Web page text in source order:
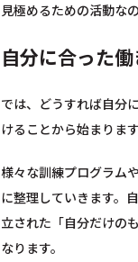
見極めるための活動なの
自分に合った
では、どうすれば自分
けることから始まりま
様々な訓練プログラム
に整理していきます。
立された「自分だけの
なります。